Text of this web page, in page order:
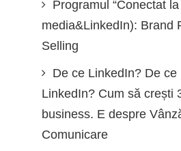
Programul “Conectat
media&LinkedIn): Brand
Selling
De ce LinkedIn? De
LinkedIn? Cum să crești
business. E despre
Comunicare